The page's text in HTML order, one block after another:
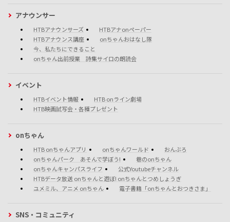
アナウンサー
HTBアナウンサーズ
HTBアナonペーパー
HTBアナウンス講座
onちゃんおはなし隊
今、私たちにできること
onちゃん出前授業 詩集サイロの朗読会
イベント
HTBイベント情報
HTB onライン劇場
HTB映画試写会・各種プレゼント
onちゃん
HTB onちゃんアプリ onちゃんワールド
おんぶろ
onちゃんパーク あそんで学ぼう!
巷のonちゃん
onちゃんキャンパスライフ
公式Youtubeチャンネル
HTBデータ放送 onちゃんと遊ぼ! onちゃんとつめしょうぎ
ユメミル、アニメ onちゃん
電子書籍「onちゃんとおつきさま」
SNS・コミュニティ